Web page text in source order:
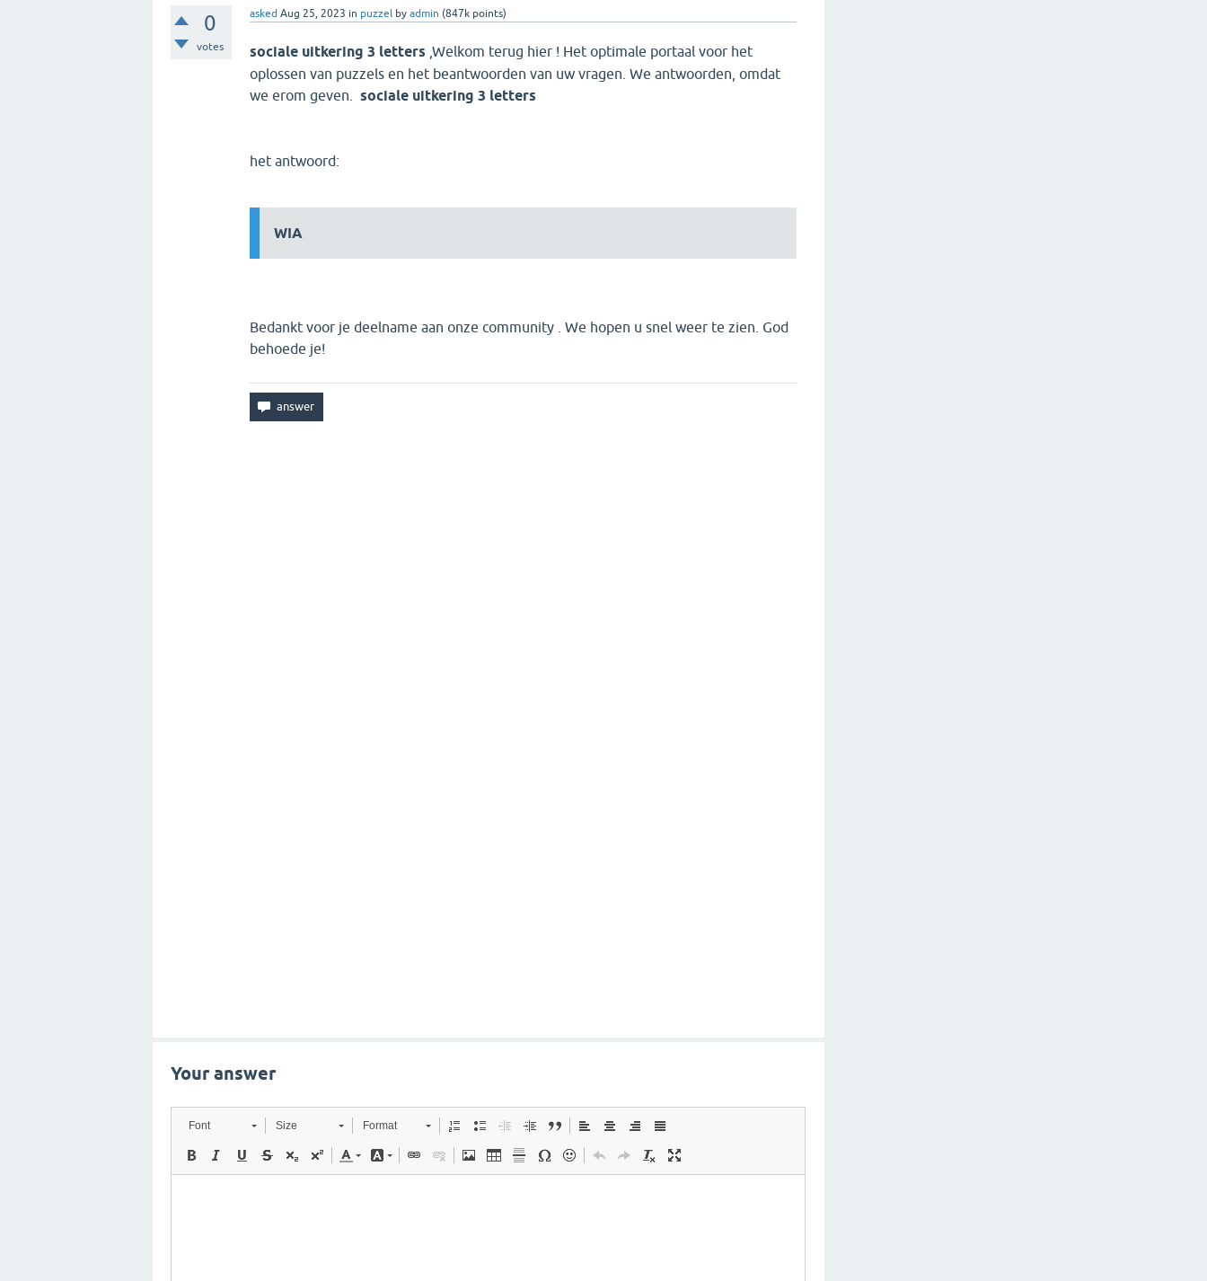
0
votes
asked Aug 25, 2023 in puzzel by admin (847k points)
sociale uitkering 3 letters ,Welkom terug hier ! Het optimale portaal voor het
oplossen van puzzels en het beantwoorden van uw vragen. We antwoorden, omdat
we erom geven. sociale uitkering 3 letters
het antwoord:
WIA
Bedankt voor je deelname aan onze community . We hopen u snel weer te zien. God
behoede je!
Your answer
Font Size Format